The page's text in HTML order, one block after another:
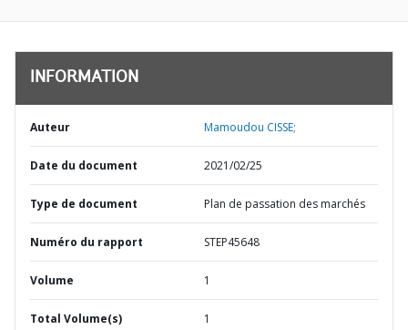
INFORMATION
Auteur Mamoudou CISSE;
Date du document 2021/02/25
Type de document Plan de passation des marchés
Numéro du rapport STEP45648
Volume 1
Total Volume(s) 1